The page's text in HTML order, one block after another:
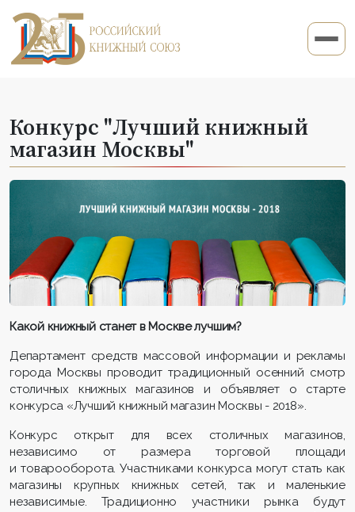
Конкурс "Лучший книжный
магазин Москвы"
Какой книжный станет в Москве лучшим?
Департамент средств массовой информации и рекламы
города Москвы проводит традиционный осенний смотр
столичных книжных магазинов и объявляет о старте
конкурса «Лучший книжный магазин Москвы - 2018».
Конкурс открыт для всех столичных магазинов,
независимо от размера торговой площади
и товарооборота. Участниками конкурса могут стать как
магазины крупных книжных сетей, так и маленькие
независимые. Традиционно участники рынка будут